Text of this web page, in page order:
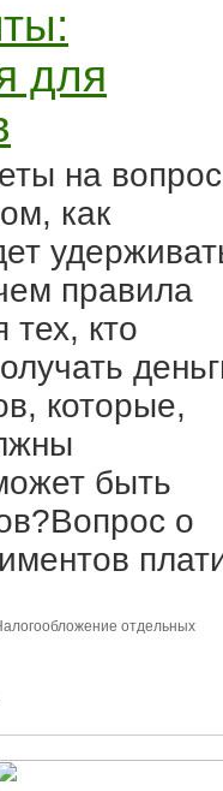
для
на
как
правила
кто
которые,
быть
о
отдельных